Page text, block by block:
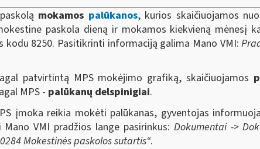
mokamos palūkanos, kurios skaičiuojamos
paskola dieną ir mokamos kiekvieną mėnesį
8250. Pasitikrinti informaciją galima Mano VMI:
patvirtintą MPS mokėjimo grafiką, skaičiuojamos
MPS - palūkanų delspinigiai.
įmoka reikia mokėti palūkanas, gyventojas
VMI pradžios lange pasirinkus: Dokumentai ->
Mokestinės paskolos sutartis“.